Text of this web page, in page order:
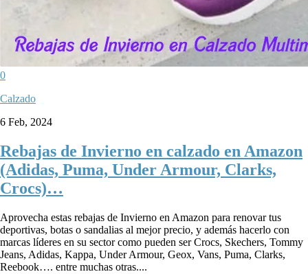
0
Calzado
6 Feb, 2024
Rebajas de Invierno en calzado en Amazon
(Adidas, Puma, Under Armour, Clarks,
Crocs)…
Aprovecha estas rebajas de Invierno en Amazon para renovar tus
deportivas, botas o sandalias al mejor precio, y además hacerlo con
marcas líderes en su sector como pueden ser Crocs, Skechers, Tommy
Jeans, Adidas, Kappa, Under Armour, Geox, Vans, Puma, Clarks,
Reebook…. entre muchas otras....